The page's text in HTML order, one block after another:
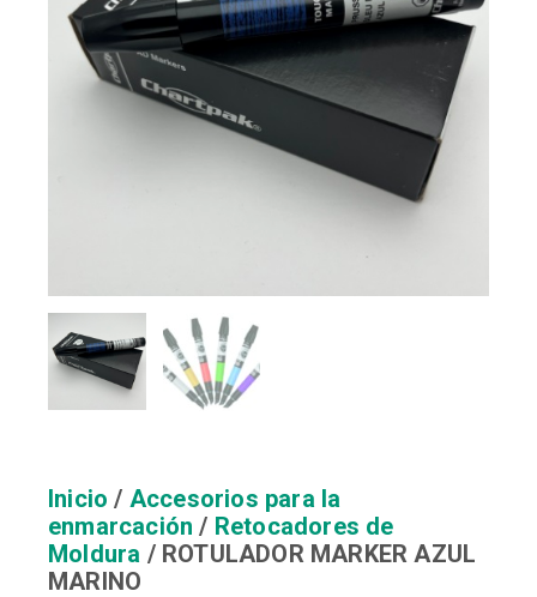
Inicio / Accesorios para la
enmarcación / Retocadores de
Moldura / ROTULADOR MARKER AZUL
MARINO